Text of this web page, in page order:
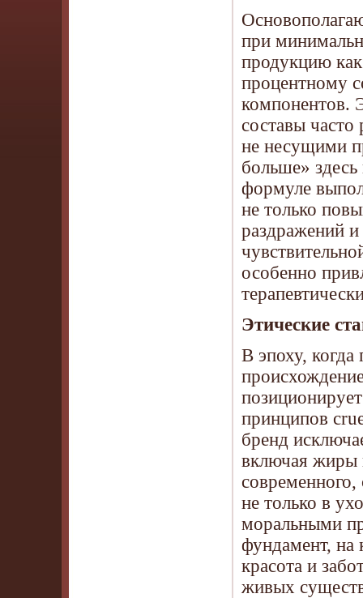
при
продукцию
процентному
компонентов.
составы часто
не несущими
больше» здесь
формуле
не только
раздражений и
особенно
Этические
В эпоху,
принципов
бренд
включая жиры
современного,
не только в
моральными
фундамент, на
красота и
живых